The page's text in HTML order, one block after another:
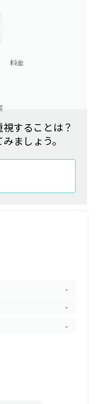
料金
することは？
ましょう。
-
-
-